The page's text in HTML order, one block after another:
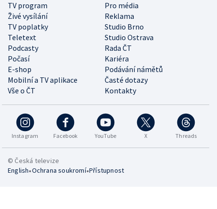
TV program
Pro média
Živé vysílání
Reklama
TV poplatky
Studio Brno
Teletext
Studio Ostrava
Podcasty
Rada ČT
Počasí
Kariéra
E-shop
Podávání námětů
Mobilní a TV aplikace
Časté dotazy
Vše o ČT
Kontakty
Instagram Facebook YouTube X Threads
© Česká televize
English•Ochrana soukromí•Přístupnost